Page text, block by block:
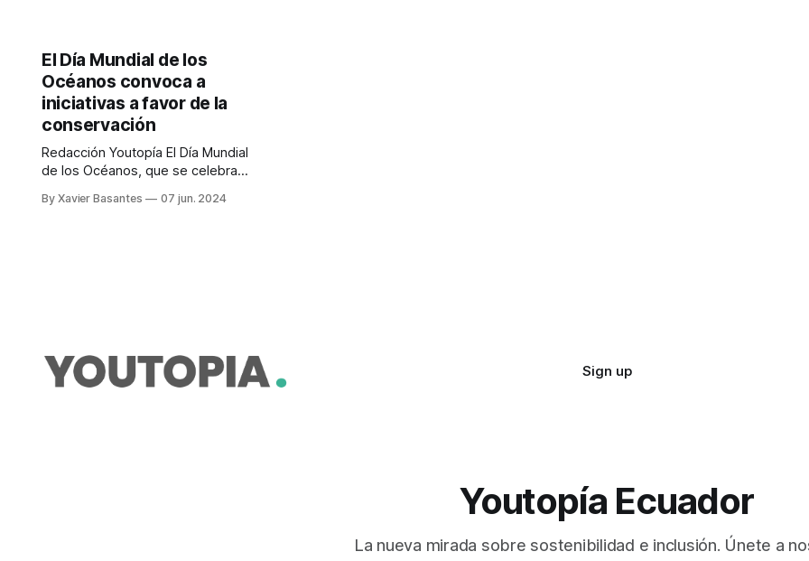
El Día Mundial de los
Océanos convoca a
iniciativas a favor de la
conservación
Redacción Youtopía El Día Mundial
de los Océanos, que se celebra
iniciativas a favor de la conservación
By Xavier Basantes 07 jun. 2024
Sign up
Youtopía Ecuador
La nueva mirada sobre sostenibilidad e inclusión. Únete a